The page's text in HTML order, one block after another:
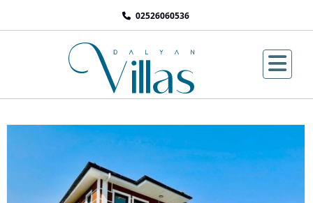
02526060536